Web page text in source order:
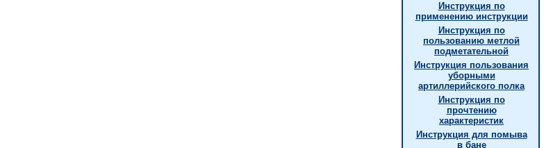
Инструкция по
применению инструкции
Инструкция по
пользованию метлой
подметательной
Инструкция пользования
уборными
артиллерийского полка
Инструкция по
прочтению
характеристик
Инструкция для помыва
в бане